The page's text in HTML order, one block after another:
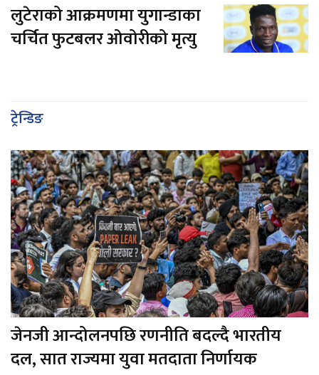
लुटेराको आक्रमणमा युगान्डाका
चर्चित फुटबलर ओवोरीको मृत्यु
ट्रेन्डिङ
जेनजी आन्दोलनपछि रणनीति बदल्दै भारतीय
दल, सात राज्यमा युवा मतदाता निर्णायक